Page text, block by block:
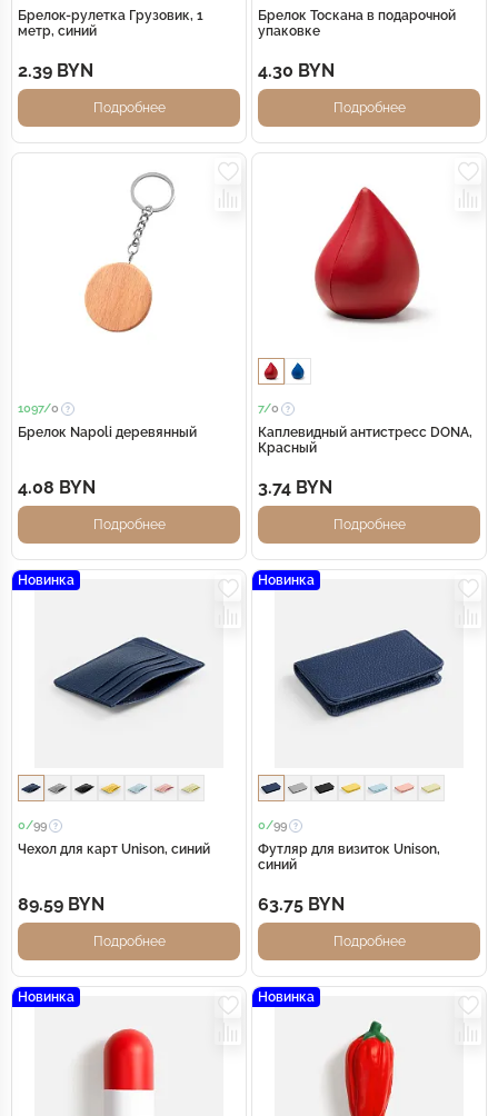
Брелок-рулетка Грузовик, 1
метр, синий
2.39 BYN
Подробнее
Брелок Тоскана в подарочной
упаковке
4.30 BYN
Подробнее
1097/0
Брелок Napoli деревянный
4.08 BYN
Подробнее
7/0
Каплевидный антистресс DONA,
Красный
3.74 BYN
Подробнее
Новинка
0/99
Чехол для карт Unison, синий
89.59 BYN
Подробнее
Новинка
0/99
Футляр для визиток Unison,
синий
63.75 BYN
Подробнее
Новинка Новинка